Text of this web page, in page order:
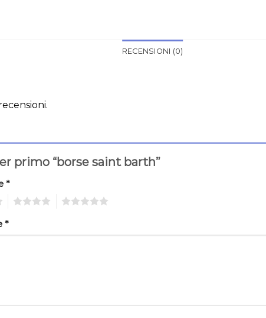
RECENSIONI (0)
primo “borse saint barth”
*
*